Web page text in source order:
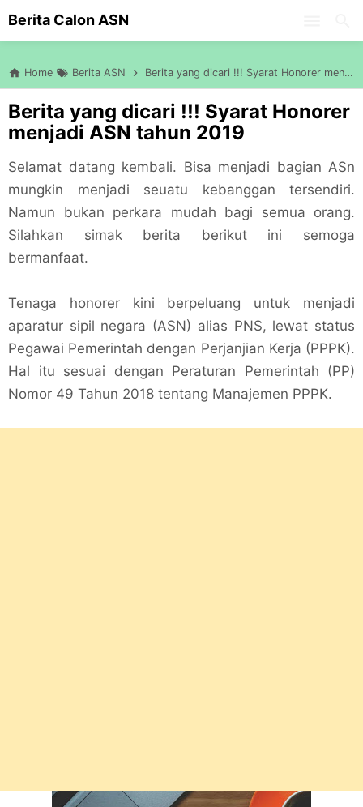
Skip to main content
Berita Calon ASN
Home Berita ASN Berita yang dicari !!! Syarat Honorer menjadi ASN tahun 2019
Berita yang dicari !!! Syarat Honorer
menjadi ASN tahun 2019
Selamat datang kembali. Bisa menjadi bagian ASn
mungkin menjadi seuatu kebanggan tersendiri.
Namun bukan perkara mudah bagi semua orang.
Silahkan simak berita berikut ini semoga
bermanfaat.
Tenaga honorer kini berpeluang untuk menjadi
aparatur sipil negara (ASN) alias PNS, lewat status
Pegawai Pemerintah dengan Perjanjian Kerja (PPPK).
Hal itu sesuai dengan Peraturan Pemerintah (PP)
Nomor 49 Tahun 2018 tentang Manajemen PPPK.